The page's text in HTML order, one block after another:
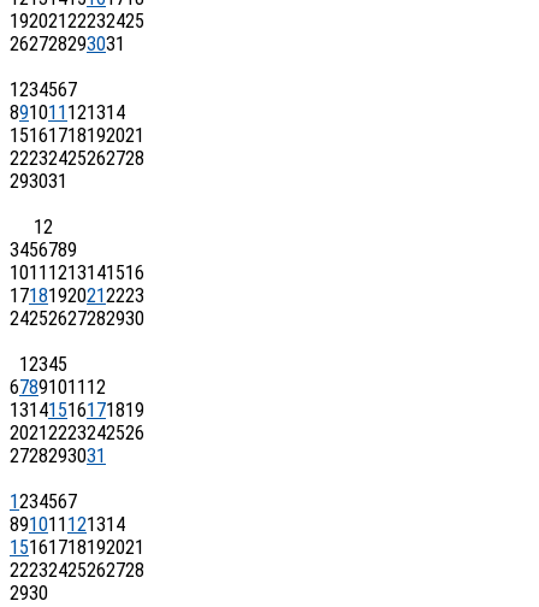
19202122232425
262728293031
1234567
891011 121314
15161718192021
22232425262728
293031
12
3456789
1011 1213141516
17181920212223
24252627282930
12345
67891011 12
13141516171819
20212223242526
2728293031
1234567
891011 121314
15161718192021
22232425262728
2930